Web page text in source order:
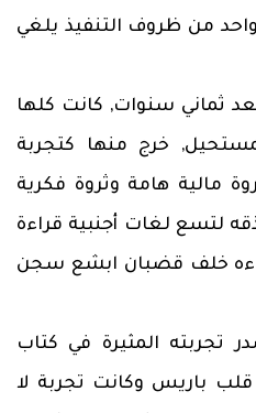
من ظروف التنفيذ يلغي
ثماني سنوات, كانت كلها
خرج منها كتجربة
مالية هامة وثروة فكرية
لتسع لغات أجنبية قراءة
خلف قضبان ابشع سجن
تجربته المثيرة في كتاب
باريس وكانت تجربة لا